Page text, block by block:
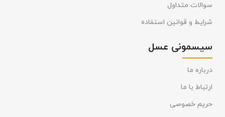
سوالات متداول
شرایط و قوانین استفاده
سیسمونی عسل
درباره ما
ارتباط با ما
حریم خصوصی